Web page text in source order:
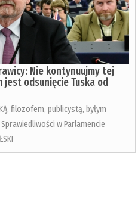
Nie kontynuujmy tej
jest odsunięcie Tuska od
filozofem, publicystą, byłym
w Parlamencie